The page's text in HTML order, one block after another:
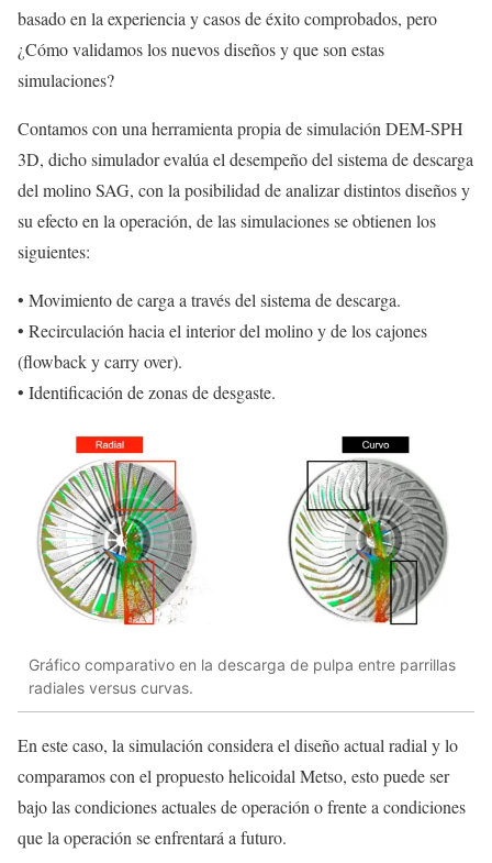
basado en la experiencia y casos de éxito comprobados, pero
¿Cómo validamos los nuevos diseños y que son estas
simulaciones?
Contamos con una herramienta propia de simulación DEM-SPH
3D, dicho simulador evalúa el desempeño del sistema de descarga
del molino SAG, con la posibilidad de analizar distintos diseños y
su efecto en la operación, de las simulaciones se obtienen los
siguientes:
• Movimiento de carga a través del sistema de descarga.
• Recirculación hacia el interior del molino y de los cajones
(flowback y carry over).
• Identificación de zonas de desgaste.
Gráfico comparativo en la descarga de pulpa entre parrillas
radiales versus curvas.
En este caso, la simulación considera el diseño actual radial y lo
comparamos con el propuesto helicoidal Metso, esto puede ser
bajo las condiciones actuales de operación o frente a condiciones
que la operación se enfrentará a futuro.